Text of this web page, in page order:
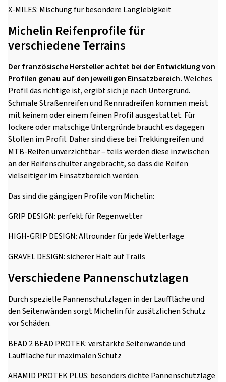
X-MILES: Mischung für besondere Langlebigkeit
Michelin Reifenprofile für
verschiedene Terrains
Der französische Hersteller achtet bei der Entwicklung von
Profilen genau auf den jeweiligen Einsatzbereich.Welches
Profil das richtige ist, ergibt sich je nach Untergrund.
Schmale Straßenreifen und Rennradreifen kommen meist
mit keinem oder einem feinen Profil ausgestattet. Für
lockere oder matschige Untergründe braucht es dagegen
Stollen im Profil. Daher sind diese bei Trekkingreifen und
MTB-Reifen unverzichtbar – teils werden diese inzwischen
an der Reifenschulter angebracht, so dass die Reifen
vielseitiger im Einsatzbereich werden.
Das sind die gängigen Profile von Michelin:
GRIP DESIGN: perfekt für Regenwetter
HIGH-GRIP DESIGN: Allrounder für jede Wetterlage
GRAVEL DESIGN: sicherer Halt auf Trails
Verschiedene Pannenschutzlagen
Durch spezielle Pannenschutzlagen in der Lauffläche und
den Seitenwänden sorgt Michelin für zusätzlichen Schutz
vor Schäden.
BEAD 2 BEAD PROTEK: verstärkte Seitenwände und
Lauffläche für maximalen Schutz
ARAMID PROTEK PLUS: besonders dichte Pannenschutzlage